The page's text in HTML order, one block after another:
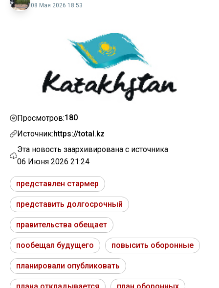
08 Мая 2026 18:53
Просмотров:180
Источник:https://total.kz
Эта новость заархивирована с источника
06 Июня 2026 21:24
представлен стармер
представить долгосрочный
правительства обещает
пообещал будущего повысить оборонные
планировали опубликовать